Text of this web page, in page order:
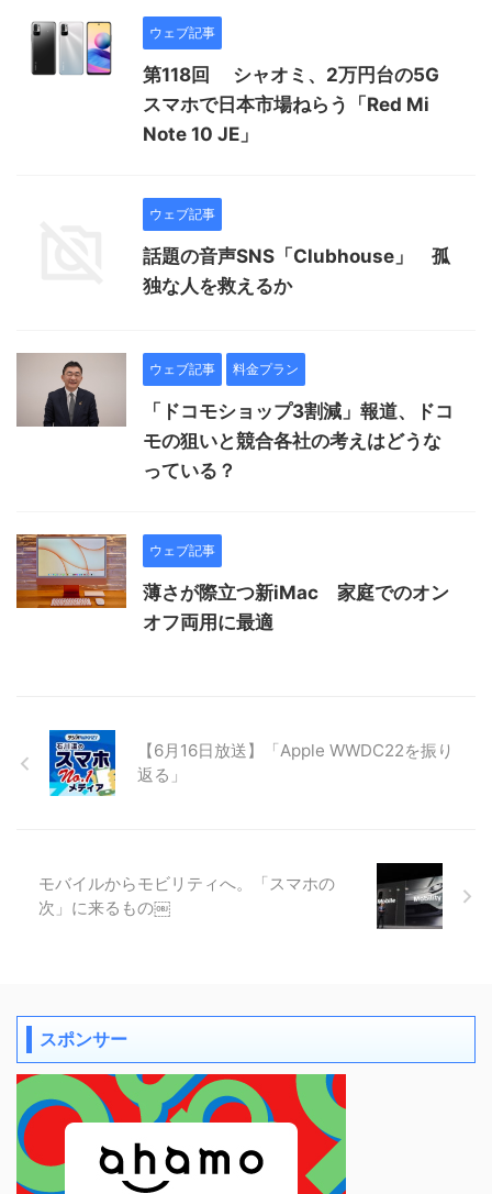
ウェブ記事
第118回 シャオミ、2万円台の5G
スマホで日本市場ねらう「Red Mi
Note 10 JE」
ウェブ記事
話題の音声SNS「Clubhouse」 孤
独な人を救えるか
ウェブ記事 料金プラン
「ドコモショップ3割減」報道、ドコ
モの狙いと競合各社の考えはどうな
っている？
ウェブ記事
薄さが際立つ新iMac 家庭でのオン
オフ両用に最適
【6月16日放送】「Apple WWDC22を振り
返る」
モバイルからモビリティへ。「スマホの
次」に来るもの￼
スポンサー